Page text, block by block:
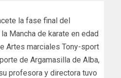
la fase final del
Mancha de karate en edad
Artes marciales Tony-sport
de Argamasilla de Alba,
profesora y directora tuvo